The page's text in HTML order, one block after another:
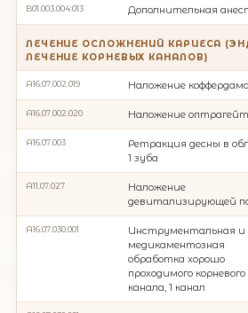
B01.003.004:013 Дополнительная
ЛЕЧЕНИЕ ОСЛОЖНЕНИЙ КАРИЕСА
ЛЕЧЕНИЕ КОРНЕВЫХ КАНАЛОВ)
A16.07.002.019 Наложение коффердама
A16.07.002.020 Наложение
А16.07.003
Ретракция десны в
1 зуба
А11.07.027
Наложение
девитализирующей
А16.07.030.001
Инструментальная и
медикаментозная
обработка хорошо
проходимого корневого
канала, 1 канал